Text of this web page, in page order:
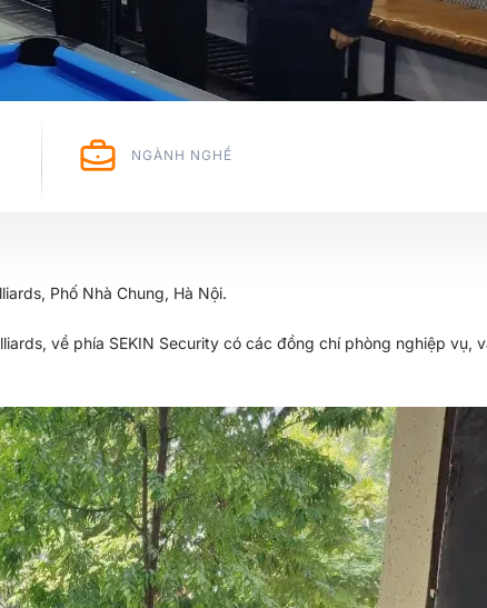
NGÀNH NGHỀ
Phố Nhà Chung, Hà Nội.
về phía SEKIN Security có các đồng chí phòng nghiệp vụ,